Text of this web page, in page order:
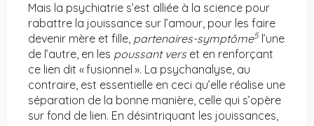
Mais la psychiatrie s’est alliée à la science pour
rabattre la jouissance sur l’amour, pour les faire
devenir mère et fille, partenaires-symptôme5 l’une
de l’autre, en les poussant vers et en renforçant
ce lien dit « fusionnel ». La psychanalyse, au
contraire, est essentielle en ceci qu’elle réalise une
séparation de la bonne manière, celle qui s’opère
sur fond de lien. En désintriquant les jouissances,